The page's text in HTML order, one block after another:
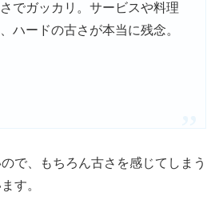
でガッカリ。サービスや料理
ハードの古さが本当に残念。
で、もちろん古さを感じてしまう
す。